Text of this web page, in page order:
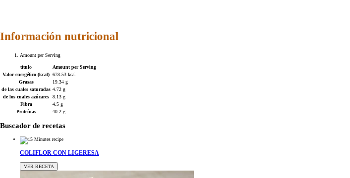
Información nutricional
Amount per Serving
título
Amount per Serving
Valor energético (kcal) 678.53 kcal
Grasas
19.34 g
de las cuales saturadas 4.72 g
de los cuales azúcares
8.13 g
Fibra
4.5 g
Proteínas
40.2 g
Buscador de recetas
COLIFLOR CON LIGERESA
VER RECETA